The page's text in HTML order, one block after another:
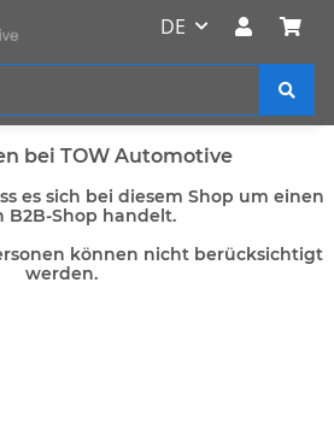
DE
bei TOW Automotive
es sich bei diesem Shop um einen
B2B-Shop handelt.
können nicht berücksichtigt
werden.